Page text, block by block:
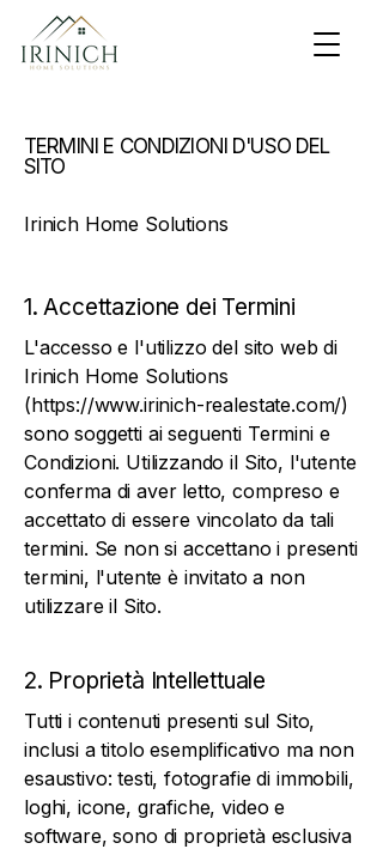
TERMINI E CONDIZIONI D'USO DEL
SITO
Irinich Home Solutions
1. Accettazione dei Termini
L'accesso e l'utilizzo del sito web di
Irinich Home Solutions
(https://www.irinich-realestate.com/)
sono soggetti ai seguenti Termini e
Condizioni. Utilizzando il Sito, l'utente
conferma di aver letto, compreso e
accettato di essere vincolato da tali
termini. Se non si accettano i presenti
termini, l'utente è invitato a non
utilizzare il Sito.
2. Proprietà Intellettuale
Tutti i contenuti presenti sul Sito,
inclusi a titolo esemplificativo ma non
esaustivo: testi, fotografie di immobili,
loghi, icone, grafiche, video e
software, sono di proprietà esclusiva